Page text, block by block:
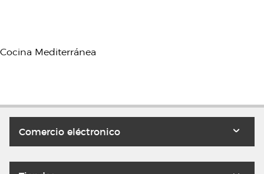
Mediterránea
Comercio eléctronico